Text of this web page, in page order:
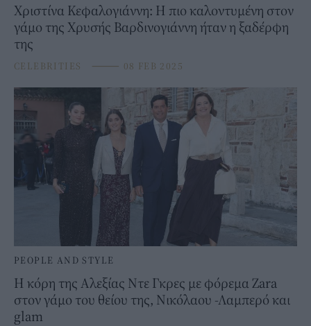
Χριστίνα Κεφαλογιάννη: Η πιο καλοντυμένη στον
γάμο της Χρυσής Βαρδινογιάννη ήταν η ξαδέρφη
της
CELEBRITIES ⸻ 08 FEB 2025
PEOPLE AND STYLE
Η κόρη της Αλεξίας Ντε Γκρες με φόρεμα Zara
στον γάμο του θείου της, Νικόλαου -Λαμπερό και
glam